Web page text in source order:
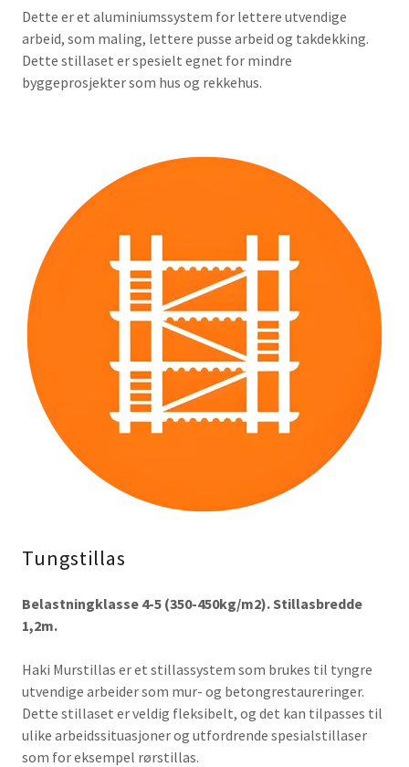
Dette er et aluminiumssystem for lettere utvendige
arbeid, som maling, lettere pusse arbeid og takdekking.
Dette stillaset er spesielt egnet for mindre
byggeprosjekter som hus og rekkehus.
Tungstillas
Belastningklasse 4-5 (350-450kg/m2). Stillasbredde
1,2m.
Haki Murstillas er et stillassystem som brukes til tyngre
utvendige arbeider som mur- og betongrestaureringer.
Dette stillaset er veldig fleksibelt, og det kan tilpasses til
ulike arbeidssituasjoner og utfordrende spesialstillaser
som for eksempel rørstillas.